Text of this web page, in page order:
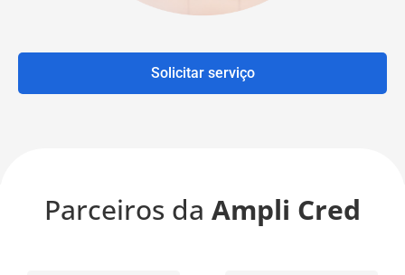
Solicitar serviço
Parceiros da Ampli Cred